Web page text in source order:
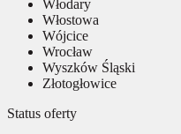
Włodary
Włostowa
Wójcice
Wrocław
Wyszków Śląski
Złotogłowice
Status oferty